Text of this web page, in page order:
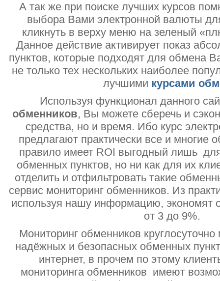
А так же при поиске лучших курсов
выбора Вами электронной валюты
кликнуть в верху меню на зеленый
Данное действие активирует показ
пунктов, которые подходят для обмена
не только тех нескольких наиболее
лучшими курсами
Используя функционал данного
обменников, Вы можете сберечь и
средства, но и время. Ибо курс
предлагают практически все и многие
правило имеет ROI выгодный лишь
обменных пунктов, но ни как для их
отделить и отфильтровать такие
сервис мониторинг обменников. Из
используя нашу информацию, экономят
от 3 до 9%.
Мониторинг обменников круглосуточно
надёжных и безопасных обменных
интернет, в прочем по этому
мониторинга обменников имеют